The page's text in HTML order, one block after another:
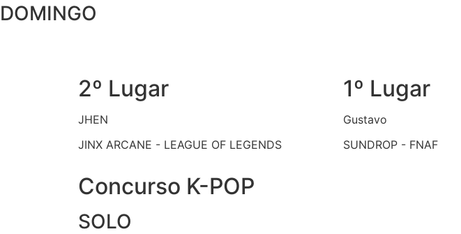
DOMINGO
2º Lugar
JHEN
JINX ARCANE - LEAGUE OF LEGENDS
1º Lugar
Gustavo
SUNDROP - FNAF
Concurso K-POP
SOLO